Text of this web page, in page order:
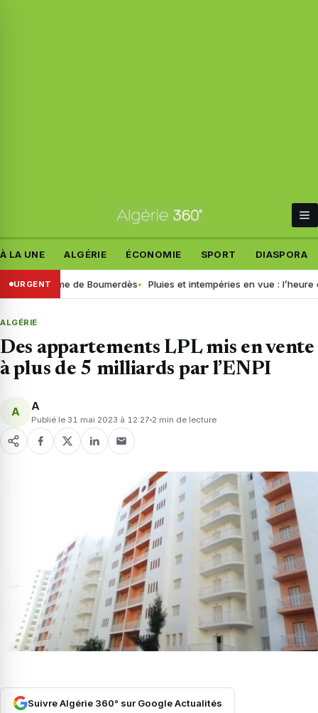
À LA UNE ALGÉRIE ÉCONOMIE SPORT DIASPORA
URGENTde Boumerdès Pluies et intempéries en vue : l’heure est au
ALGÉRIE
Des appartements LPL mis en vente
à plus de 5 milliards par l’ENPI
A A
Publié le 31 mai 2023 à 12:27 2 min de lecture
Suivre Algérie 360° sur Google Actualités